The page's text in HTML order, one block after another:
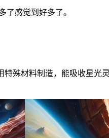
了感觉到好多了。
殊材料制造，能吸收星光